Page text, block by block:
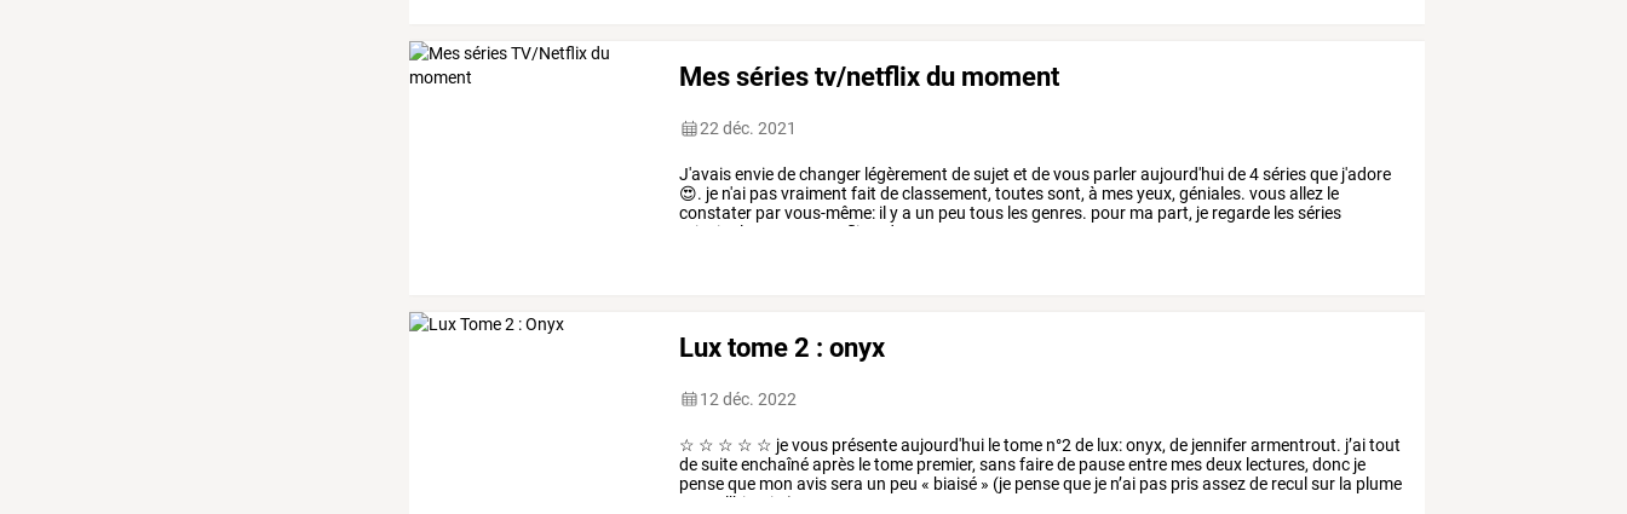
Mes séries tv/netflix du moment
22 déc. 2021
J'avaisenviedechanger légèrement desujet et devous parleraujourd'huide4sériesque j'adore
😍. je n'ai pasvraiment fait declassement, toutessont, à mesyeux, géniales. vousallez le
constater parvous-même: il ya un peu tous lesgenres. pour ma part, je regarde lesséries
principalement
netflix, adn
Lux tome 2 : onyx
12 déc. 2022
☆ ☆ ☆ ☆ ☆ jevous présenteaujourd'hui letome n°2 de lux:onyx, de jenniferarmentrout. j’aitout
desuiteenchaînéaprès letome premier, sansfairede pauseentre mesdeux lectures, donc je
penseque mon avissera un peu « biaisé » (je penseque je n’ai pas prisassezde recul sur la plume
l’histoire).